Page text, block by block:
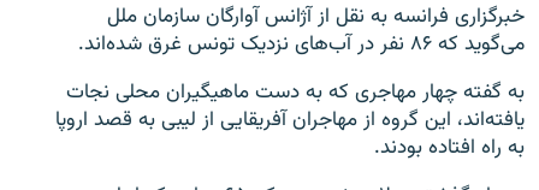
خبرگزاری فرانسه به نقل از آژانس آوارگان سازمان ملل
می‌گوید که ۸۶ نفر در آب‌های نزدیک تونس غرق شده‌اند.
به گفته چهار مهاجری که به دست ماهیگیران محلی نجات
یافته‌اند، این گروه از مهاجران آفریقایی از لیبی به قصد اروپا
به راه افتاده بودند.